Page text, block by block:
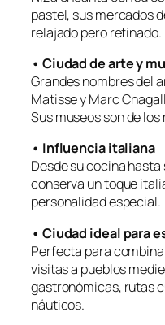
pastel, sus mercados
relajado pero refinado.
• Ciudad de arte y
Grandes nombres del
Matisse y Marc
Sus museos son de
• Influencia italiana
Desde su cocina
conserva un toque
personalidad especial.
• Ciudad ideal para
Perfecta para
visitas a pueblos
gastronómicas, rutas
náuticos.